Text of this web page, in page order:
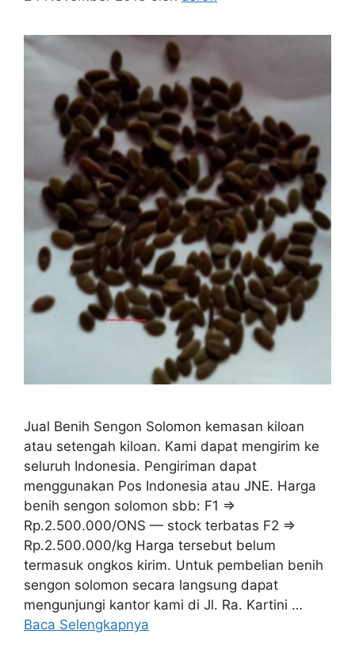
Jual Benih Sengon Solomon kemasan kiloan
atau setengah kiloan. Kami dapat mengirim ke
seluruh Indonesia. Pengiriman dapat
menggunakan Pos Indonesia atau JNE. Harga
benih sengon solomon sbb: F1 =>
Rp.2.500.000/ONS — stock terbatas F2 =>
Rp.2.500.000/kg Harga tersebut belum
termasuk ongkos kirim. Untuk pembelian benih
sengon solomon secara langsung dapat
mengunjungi kantor kami di Jl. Ra. Kartini …
Baca Selengkapnya